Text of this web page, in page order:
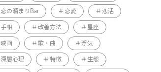
恋の溜まりBar 恋愛 恋活
手相 改善方法 星座
映画 歌・曲 浮気
深層心理 特徴 生態